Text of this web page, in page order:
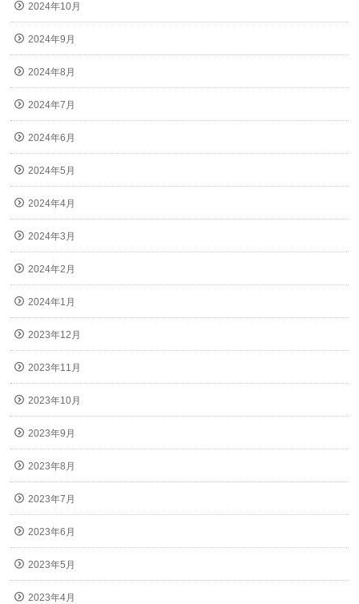
2024年10月
2024年9月
2024年8月
2024年7月
2024年6月
2024年5月
2024年4月
2024年3月
2024年2月
2024年1月
2023年12月
2023年11月
2023年10月
2023年9月
2023年8月
2023年7月
2023年6月
2023年5月
2023年4月